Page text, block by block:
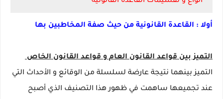
أولا : القاعدة القانونية من حيث صفة المخاطبين بها
التميز بين قواعد القانون العام و قواعد القانون الخاص
التميز بينهما نتيجة عارضة لسلسلة من الوقائع و الأحداث التي
عند تجميعها ساهمت في ظهور هذا التصنيف الذي أصبح